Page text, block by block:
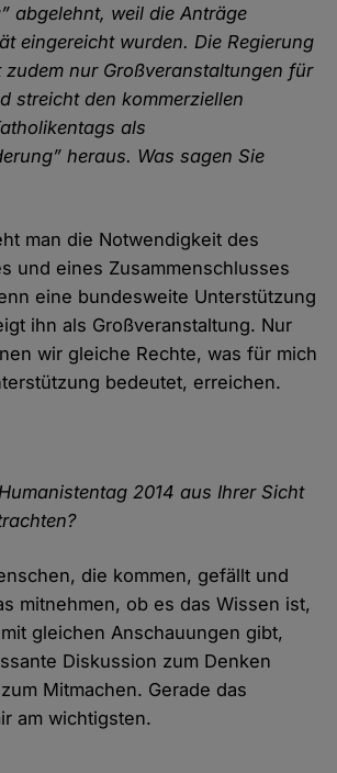
abgelehnt, weil die Anträge
eingereicht wurden. Die Regierung
nur Großveranstaltungen für
streicht den kommerziellen
als
heraus. Was sagen Sie
man die Notwendigkeit des
und eines Zusammenschlusses
eine bundesweite Unterstützung
ihn als Großveranstaltung. Nur
wir gleiche Rechte, was für mich
bedeutet, erreichen.
2014 aus Ihrer Sicht
die kommen, gefällt und
mitnehmen, ob es das Wissen ist,
gleichen Anschauungen gibt,
Diskussion zum Denken
Mitmachen. Gerade das
am wichtigsten.